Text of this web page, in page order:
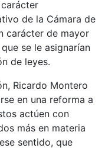
de la Cámara de
carácter de mayor
se le asignarían
de leyes.
Ricardo Montero
en una reforma a
actúen con
más en materia
sentido, que